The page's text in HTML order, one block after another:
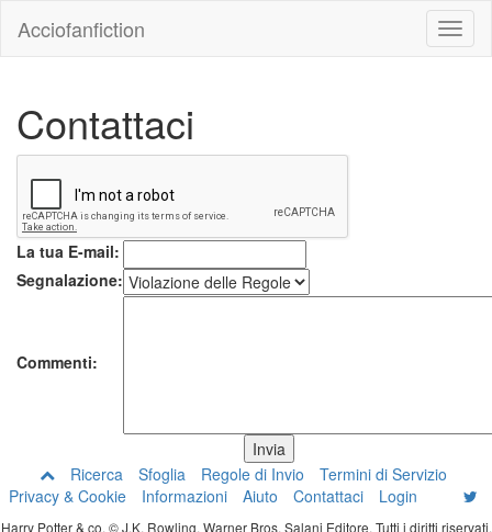
Acciofanfiction
Contattaci
La tua E-mail:
Segnalazione:
Commenti:
Ricerca Sfoglia Regole di Invio
Termini di Servizio
Privacy & Cookie
Informazioni Aiuto Contattaci Login
Harry Potter & co. © J.K. Rowling, Warner Bros, Salani Editore. Tutti i diritti riservati.